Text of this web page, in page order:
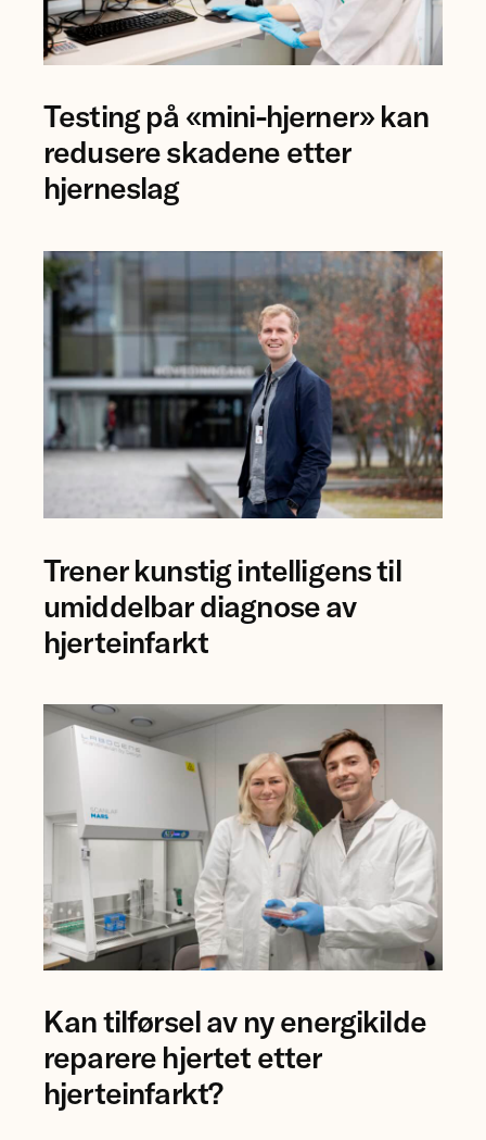
Jing
Ye
ved
NTNU.
Testing på «mini-hjerner» kan
redusere skadene etter
hjerneslag
Bjørn-
Jostein
Singstad
ved
Trener kunstig intelligens til
umiddelbar diagnose av
hjerteinfarkt
Åsa
Birgisdottir
og
forsker
Kan tilførsel av ny energikilde
reparere hjertet etter
hjerteinfarkt?